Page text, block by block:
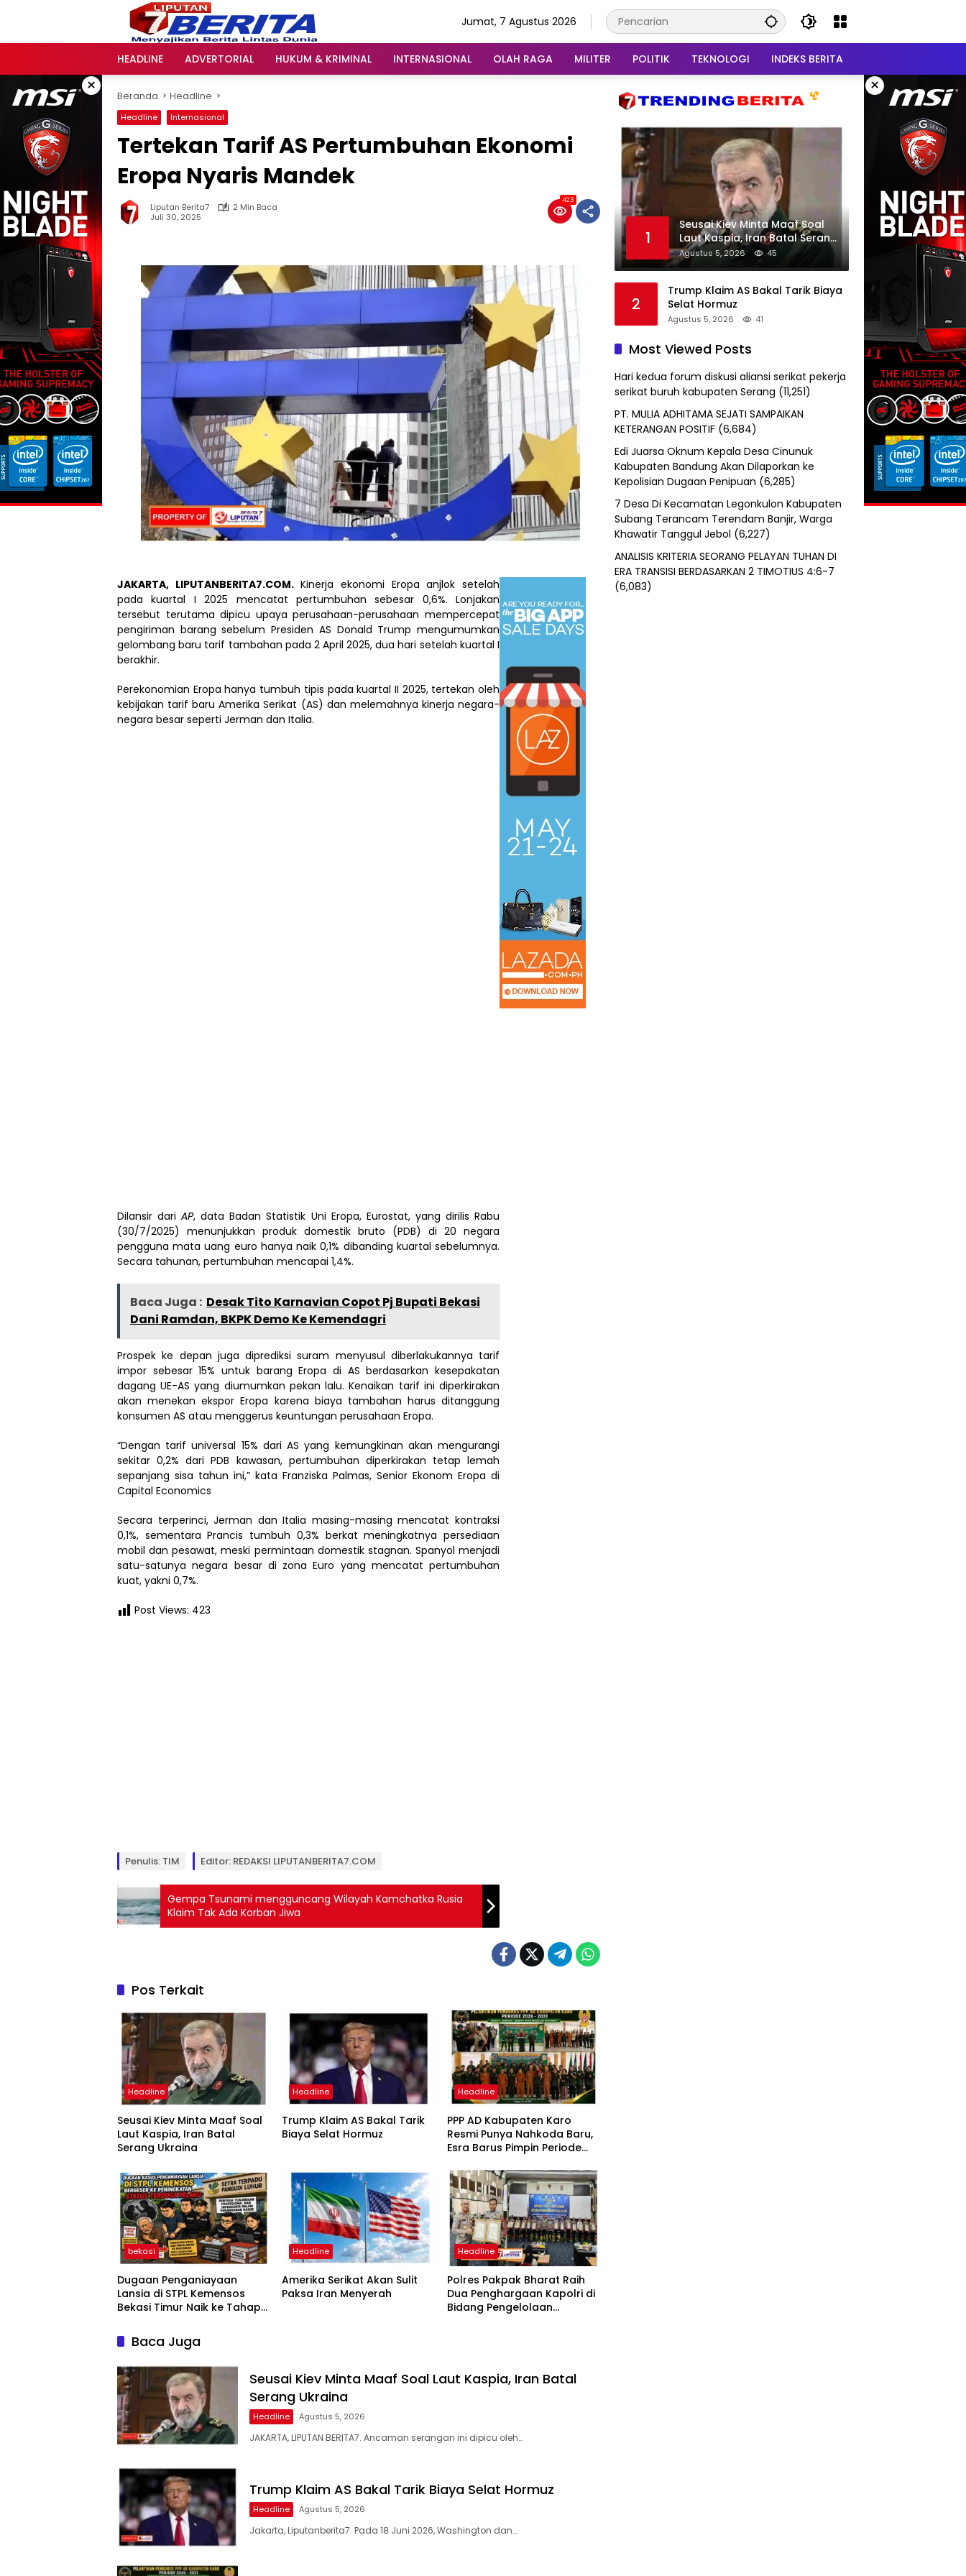
Jumat, 7 Agustus 2026
HEADLINE ADVERTORIAL HUKUM & KRIMINAL INTERNASIONAL OLAH RAGA MILITER POLITIK TEKNOLOGI INDEKS BERITA
× ×
Beranda Headline
Headline Internasional
Tertekan Tarif AS Pertumbuhan Ekonomi
Eropa Nyaris Mandek
Liputan Berita7
2 Min Baca
Juli 30, 2025
423
JAKARTA, LIPUTANBERITA7.COM.Kinerja ekonomi Eropa anjlok setelah
pada kuartal I 2025 mencatat pertumbuhan sebesar 0,6%. Lonjakan
tersebut terutama dipicu upaya perusahaan-perusahaan mempercepat
pengiriman barang sebelum Presiden AS Donald Trump mengumumkan
gelombang baru tarif tambahan pada 2 April 2025, dua hari setelah kuartal I
berakhir.
Perekonomian Eropa hanya tumbuh tipis pada kuartal II 2025, tertekan oleh
kebijakan tarif baru Amerika Serikat (AS) dan melemahnya kinerja negara-
negara besar seperti Jerman dan Italia.
Dilansir dariAP, data Badan Statistik Uni Eropa, Eurostat, yang dirilis Rabu
(30/7/2025) menunjukkan produk domestik bruto (PDB) di 20 negara
pengguna mata uang euro hanya naik 0,1% dibanding kuartal sebelumnya.
Secara tahunan, pertumbuhan mencapai 1,4%.
Baca Juga : Desak Tito Karnavian Copot Pj Bupati Bekasi
Dani Ramdan, BKPK Demo Ke Kemendagri
Prospek ke depan juga diprediksi suram menyusul diberlakukannya tarif
impor sebesar 15% untuk barang Eropa di AS berdasarkan kesepakatan
dagang UE-AS yang diumumkan pekan lalu. Kenaikan tarif ini diperkirakan
akan menekan ekspor Eropa karena biaya tambahan harus ditanggung
konsumen AS atau menggerus keuntungan perusahaan Eropa.
“Dengan tarif universal 15% dari AS yang kemungkinan akan mengurangi
sekitar 0,2% dari PDB kawasan, pertumbuhan diperkirakan tetap lemah
sepanjang sisa tahun ini,” kata Franziska Palmas, Senior Ekonom Eropa di
Capital Economics
Secara terperinci, Jerman dan Italia masing-masing mencatat kontraksi
0,1%, sementara Prancis tumbuh 0,3% berkat meningkatnya persediaan
mobil dan pesawat, meski permintaan domestik stagnan. Spanyol menjadi
satu-satunya negara besar di zona Euro yang mencatat pertumbuhan
kuat, yakni 0,7%.
Post Views: 423
Penulis: TIM Editor: REDAKSI LIPUTANBERITA7.COM
Gempa Tsunami mengguncang Wilayah Kamchatka Rusia
Klaim Tak Ada Korban Jiwa
Pos Terkait
Headline
Seusai Kiev Minta Maaf Soal
Laut Kaspia, Iran Batal
Serang Ukraina
Headline
Trump Klaim AS Bakal Tarik
Biaya Selat Hormuz
Headline
PPP AD Kabupaten Karo
Resmi Punya Nahkoda Baru,
Esra Barus Pimpin Periode
bekasi
Dugaan Penganiayaan
Lansia di STPL Kemensos
Bekasi Timur Naik ke Tahap
Minta Proses Transparan
dan Bebas Intervensi
Headline
Amerika Serikat Akan Sulit
Paksa Iran Menyerah
Headline
Polres Pakpak Bharat Raih
Dua Penghargaan Kapolri di
Bidang Pengelolaan
Baca Juga
Seusai Kiev Minta Maaf Soal Laut Kaspia, Iran Batal
Serang Ukraina
Headline Agustus 5, 2026
JAKARTA, LIPUTAN BERITA7. Ancaman serangan ini dipicu oleh…
Trump Klaim AS Bakal Tarik Biaya Selat Hormuz
Headline Agustus 5, 2026
Jakarta, Liputanberita7. Pada 18 Juni 2026, Washington dan…
1
Seusai Kiev Minta Maaf Soal
Laut Kaspia, Iran Batal Serang
Ukraina
Agustus 5, 2026 45
2
Trump Klaim AS Bakal Tarik Biaya
Selat Hormuz
Agustus 5, 2026 41
Most Viewed Posts
Hari kedua forum diskusi aliansi serikat pekerja
serikat buruh kabupaten Serang (11,251)
PT. MULIA ADHITAMA SEJATI SAMPAIKAN
KETERANGAN POSITIF (6,684)
Edi Juarsa Oknum Kepala Desa Cinunuk
Kabupaten Bandung Akan Dilaporkan ke
Kepolisian Dugaan Penipuan (6,285)
7 Desa Di Kecamatan Legonkulon Kabupaten
Subang Terancam Terendam Banjir, Warga
Khawatir Tanggul Jebol (6,227)
ANALISIS KRITERIA SEORANG PELAYAN TUHAN DI
ERA TRANSISI BERDASARKAN 2 TIMOTIUS 4:6-7
(6,083)